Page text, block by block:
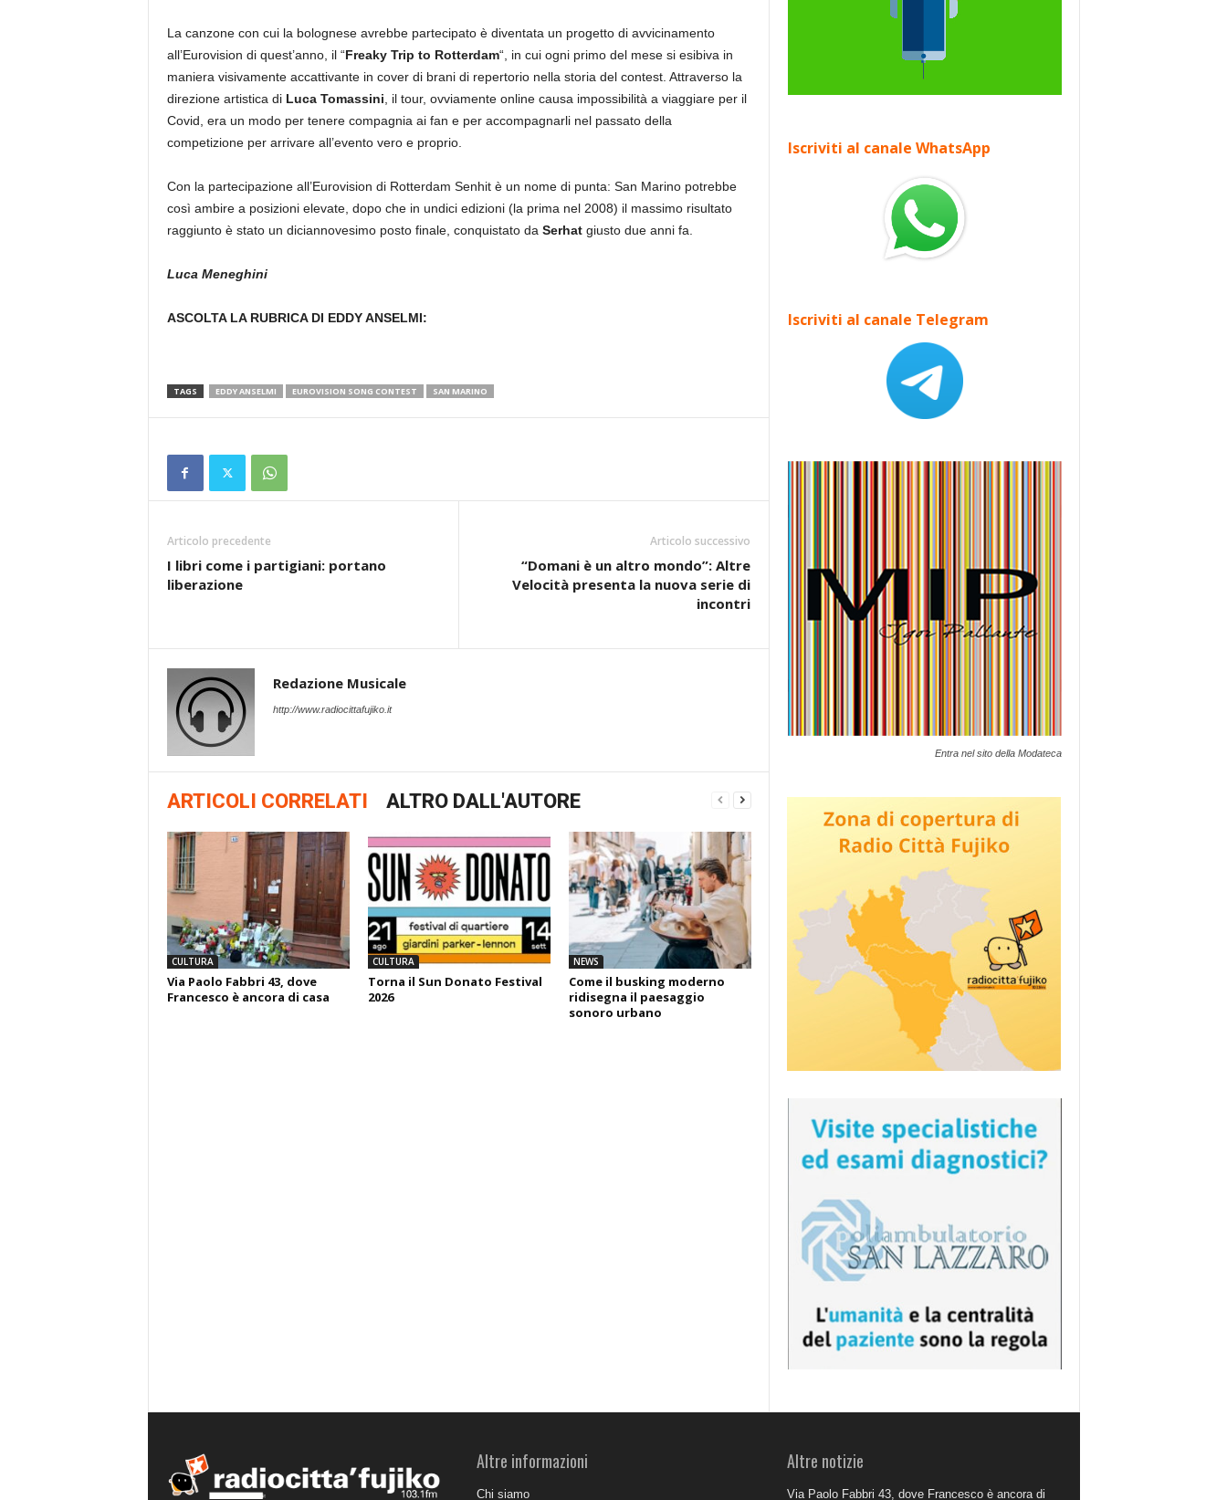
La canzone con cui la bolognese avrebbe partecipato è diventata un progetto di avvicinamento
all’Eurovision di quest’anno, il “Freaky Trip to Rotterdam“, in cui ogni primo del mese si esibiva in
maniera visivamente accattivante in cover di brani di repertorio nella storia del contest. Attraverso la
direzione artistica di Luca Tomassini , il tour, ovviamente online causa impossibilità a viaggiare per il
Covid, era un modo per tenere compagnia ai fan e per accompagnarli nel passato della
competizione per arrivare all’evento vero e proprio.
Con la partecipazione all’Eurovision di Rotterdam Senhit è un nome di punta: San Marino potrebbe
così ambire a posizioni elevate, dopo che in undici edizioni (la prima nel 2008) il massimo risultato
raggiunto è stato un diciannovesimo posto finale, conquistato da Serhatgiusto due anni fa.
Luca Meneghini
ASCOLTA LA RUBRICA DI EDDY ANSELMI:
TAGS EDDY ANSELMI EUROVISION SONG CONTEST SAN MARINO
Articolo precedente
I libri come i partigiani: portano
liberazione
Articolo successivo
“Domani è un altro mondo”: Altre
Velocità presenta la nuova serie di
incontri
Redazione Musicale
http://www.radiocittafujiko.it
ARTICOLI CORRELATI ALTRO DALL'AUTORE
CULTURA
Via Paolo Fabbri 43, dove
Francesco è ancora di casa
CULTURA
Torna il Sun Donato Festival
2026
NEWS
Come il busking moderno
ridisegna il paesaggio
sonoro urbano
Iscriviti al canale WhatsApp
Iscriviti al canale Telegram
Entra nel sito della Modateca
Altre informazioni
Chi siamo
Altre notizie
Via Paolo Fabbri 43, dove Francesco è ancora di